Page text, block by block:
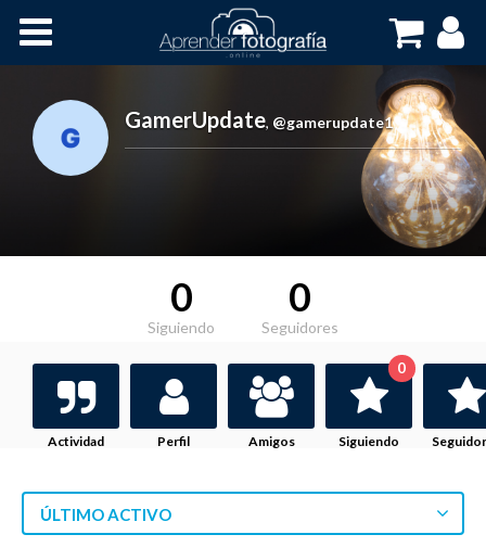
Cursos OnLine
GamerUpdate, @gamerupdate1
0
Siguiendo
0
Seguidores
Actividad Perfil Amigos Siguiendo
0
ÚLTIMO ACTIVO